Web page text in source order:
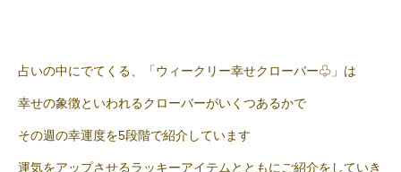
占いの中にでてくる、「ウィークリー幸せクローバー♧」は
幸せの象徴といわれるクローバーがいくつあるかで
その週の幸運度を5段階で紹介しています
運気をアップさせるラッキーアイテムとともにご紹介をしていき